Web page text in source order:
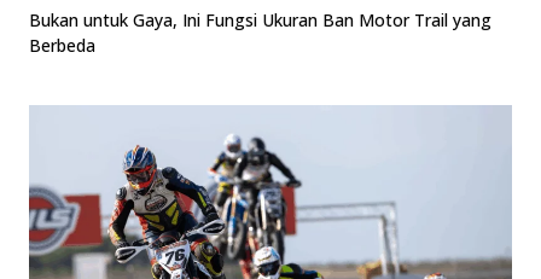
Bukan untuk Gaya, Ini Fungsi Ukuran Ban Motor Trail yang
Berbeda